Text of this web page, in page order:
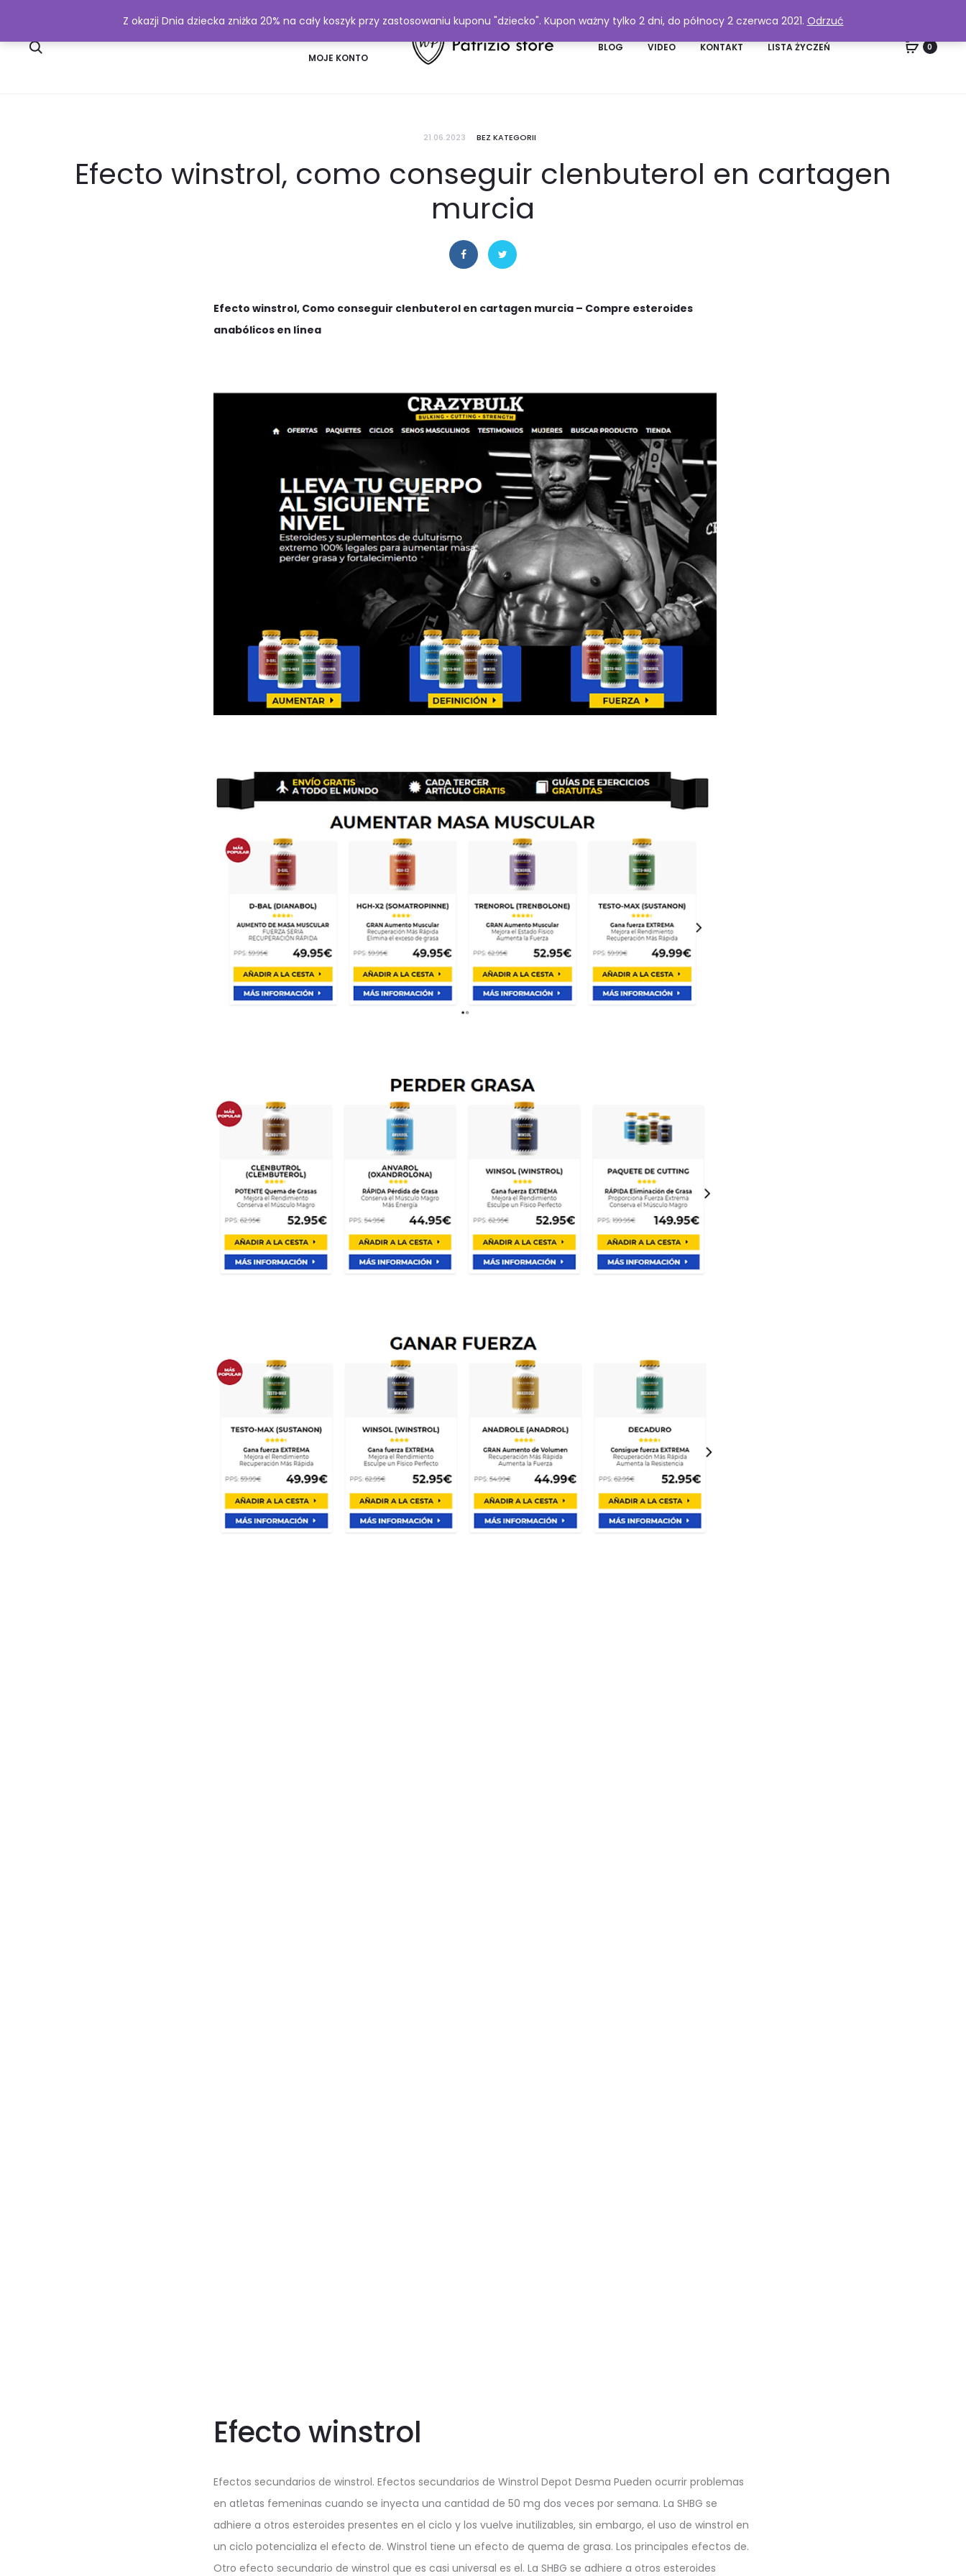
MOJE KONTO
BLOG VIDEO KONTAKT LISTA ŻYCZEŃ 0
21.06.2023 BEZ KATEGORII
Efecto winstrol, como conseguir clenbuterol en cartagen
murcia
Efecto winstrol, Como conseguir clenbuterol en cartagen murcia – Compre esteroides
anabólicos en línea
Efecto winstrol
Efectos secundarios de winstrol. Efectos secundarios de Winstrol Depot Desma Pueden ocurrir problemas
en atletas femeninas cuando se inyecta una cantidad de 50 mg dos veces por semana. La SHBG se
adhiere a otros esteroides presentes en el ciclo y los vuelve inutilizables, sin embargo, el uso de winstrol en
un ciclo potencializa el efecto de. Winstrol tiene un efecto de quema de grasa. Los principales efectos de.
Otro efecto secundario de winstrol que es casi universal es el. La SHBG se adhiere a otros esteroides
Z okazji Dnia dziecka zniżka 20% na cały koszyk przy zastosowaniu kuponu "dziecko". Kupon ważny tylko 2 dni, do północy 2 czerwca 2021. Odrzuć